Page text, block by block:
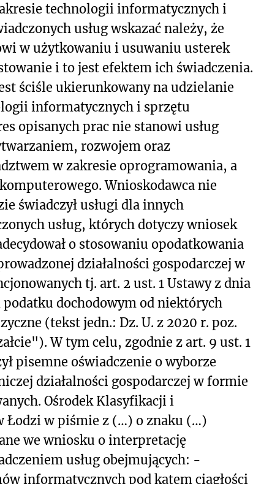
technologii informatycznych i
usług wskazać należy, że
w użytkowaniu i usuwaniu usterek
i to jest efektem ich świadczenia.
ściśle ukierunkowany na udzielanie
informatycznych i sprzętu
opisanych prac nie stanowi usług
rozwojem oraz
w zakresie oprogramowania, a
Wnioskodawca nie
świadczył usługi dla innych
usług, których dotyczy wniosek
o stosowaniu opodatkowania
działalności gospodarczej w
tj. art. 2 ust. 1 Ustawy z dnia
dochodowym od niektórych
(tekst jedn.: Dz. U. z 2020 r. poz.
W tym celu, zgodnie z art. 9 ust. 1
pisemne oświadczenie o wyborze
działalności gospodarczej w formie
Ośrodek Klasyfikacji i
Łodzi w piśmie z (…) o znaku (…)
we wniosku o interpretację
usług obejmujących: -
informatycznych pod kątem ciągłości